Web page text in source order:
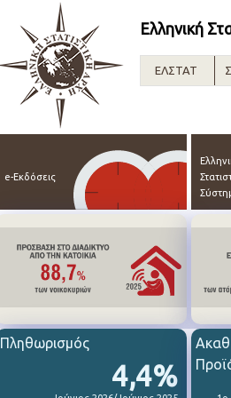
Ελληνική
ΕΛΣΤΑΤ
e-Εκδόσεις
4,4%
Πληθωρισμός